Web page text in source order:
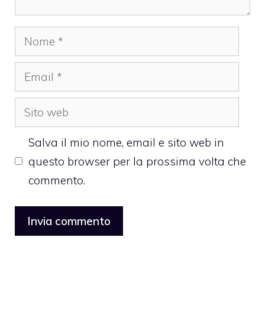
Nome
Email
Sito
web
Salva il mio nome, email e sito web in
questo browser per la prossima volta che
commento.